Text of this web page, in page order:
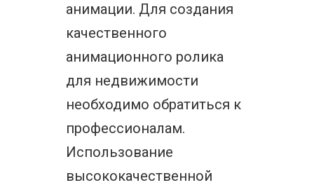
анимации. Для создания
качественного
анимационного ролика
для недвижимости
необходимо обратиться к
профессионалам.
Использование
высококачественной